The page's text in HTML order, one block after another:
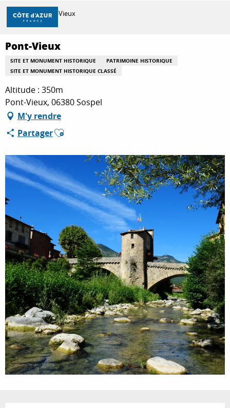
Aller
contenu
principal
DÉCOUVRIR
À FAIRE
SÉJOURNER
Accueil Pont-Vieux
Pont-Vieux
SITE ET MONUMENT HISTORIQUE
PATRIMOINE HISTORIQUE
SITE ET MONUMENT HISTORIQUE CLASSÉ
Altitude : 350m
Pont-Vieux, 06380 Sospel
M'y rendre
PartagerAjouter aux favoris